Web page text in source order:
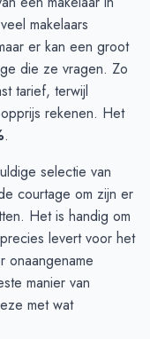
makelaars
er kan een groot
die ze vragen. Zo
tarief, terwijl
rekenen. Het
.
selectie van
courtage om zijn er
Het is handig om
levert voor het
onaangename
manier van
met wat